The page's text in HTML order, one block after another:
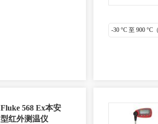
-30 °C 至 900 °C
Fluke 568 Ex本安
型红外测温仪